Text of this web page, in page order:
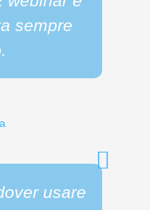
sempre
usare